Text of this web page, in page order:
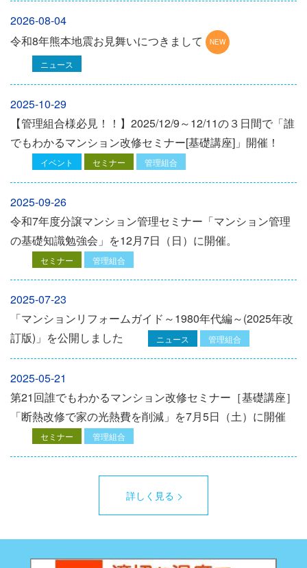
2026-08-04
令和8年熊本地震お見舞いにつきまして
ニュース
2025-10-29
【管理組合様必見！！】2025/12/9～12/11の３日間で「誰
でもわかるマンション改修セミナー[基礎講座]」開催！
イベント セミナー 管理組合
2025-09-26
令和7年度分譲マンション管理セミナー「マンション管理
の基礎知識勉強会」を12⽉7⽇（⽇）に開催。
セミナー 管理組合
2025-07-23
「マンションリフォームガイド～1980年代編～(2025年改
訂版)」を公開しました
ニュース 管理組合
2025-05-21
第21回誰でもわかるマンション改修セミナー［基礎講座］
「断熱改修で家の光熱費を削減」を7月5日（土）に開催
セミナー 管理組合
詳しく見る